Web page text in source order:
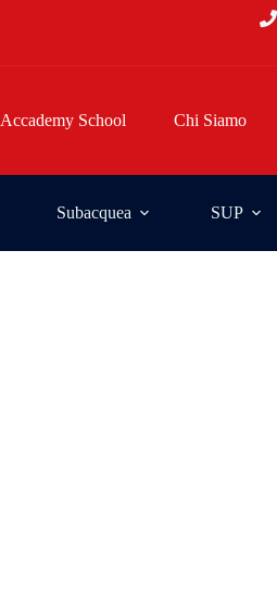
Accademy School Chi Siamo
Subacquea SUP